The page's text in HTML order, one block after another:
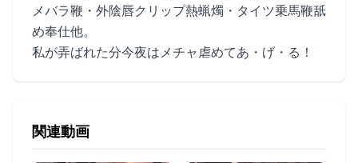
メバラ鞭・外陰唇クリップ熱蝋燭・タイツ乗馬鞭舐
め奉仕他。
私が弄ばれた分今夜はメチャ虐めてあ・げ・る！
関連動画